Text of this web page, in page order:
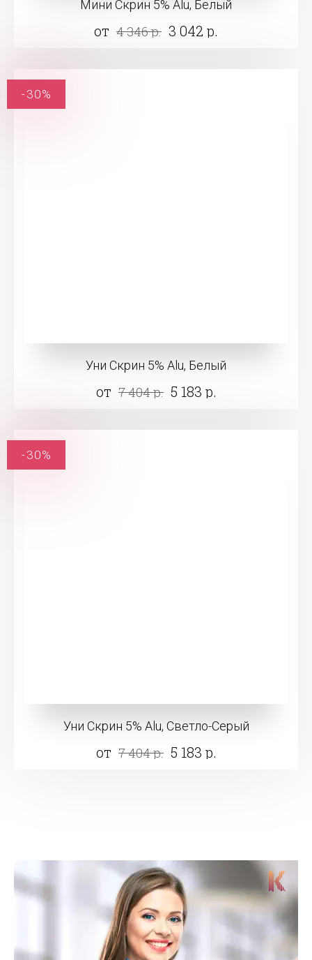
Мини Скрин 5% Alu, Белый
от 4 346 р. 3 042 р.
Уни Скрин 5% Alu, Белый
от 7 404 р. 5 183 р.
-30%
Уни Скрин 5% Alu, Светло-Серый
от 7 404 р. 5 183 р.
-30%